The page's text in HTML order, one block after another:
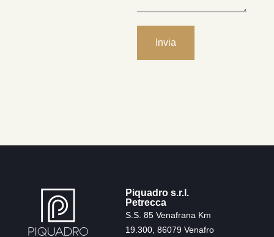
Piquadro s.r.l.
Petrecca
S.S. 85 Venafrana Km
19.300, 86079 Venafro